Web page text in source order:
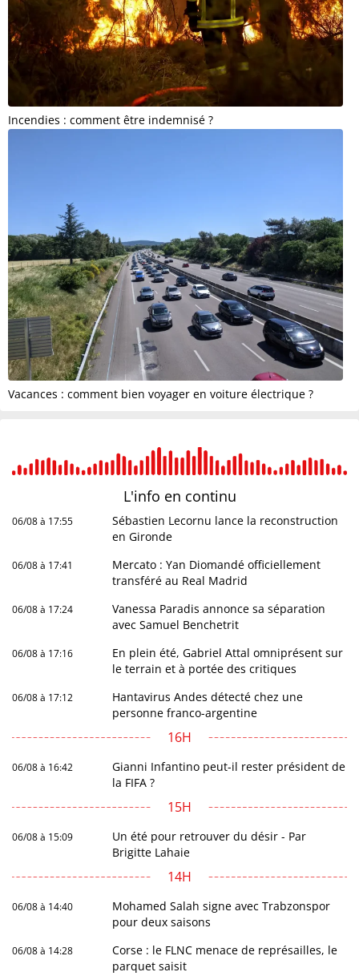
Incendies : comment être indemnisé ?
Vacances : comment bien voyager en voiture électrique ?
L'info en continu
06/08 à 17:55
Sébastien Lecornu lance la reconstruction
en Gironde
06/08 à 17:41
Mercato : Yan Diomandé officiellement
transféré au Real Madrid
06/08 à 17:24
Vanessa Paradis annonce sa séparation
avec Samuel Benchetrit
06/08 à 17:16
En plein été, Gabriel Attal omniprésent sur
le terrain et à portée des critiques
06/08 à 17:12
Hantavirus Andes détecté chez une
personne franco-argentine
16H
06/08 à 16:42
Gianni Infantino peut-il rester président de
la FIFA ?
15H
06/08 à 15:09
Un été pour retrouver du désir - Par
Brigitte Lahaie
14H
06/08 à 14:40
Mohamed Salah signe avec Trabzonspor
pour deux saisons
06/08 à 14:28
Corse : le FLNC menace de représailles, le
parquet saisit